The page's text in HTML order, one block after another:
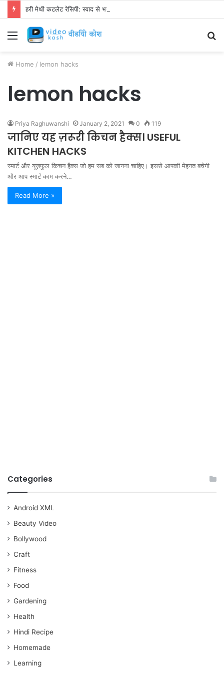
हरी मेथी कटलेट रेसिपी: स्वाद से भरपूर और स्वस्थ नाश्ता बनाएं!
Menu
Home / lemon hacks
lemon hacks
Priya Raghuwanshi January 2, 2021 0 119
जानिए यह ज़रूरी किचन हैक्स। USEFUL
KITCHEN HACKS
स्मार्ट और यूज़फुल किचन हैक्स जो हम सब को जानना चाहिए। इससे आपकी मेहनत बचेगी
और आप स्मार्ट काम करने…
Read More »
Categories
Android XML
Beauty Video
Bollywood
Craft
Fitness
Food
Gardening
Health
Hindi Recipe
Homemade
Learning